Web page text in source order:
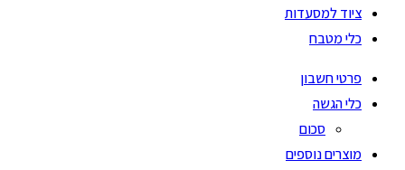
ציוד למסעדות
כלי מטבח
פרטי חשבון
כלי הגשה
סכום
מוצרים נוספים